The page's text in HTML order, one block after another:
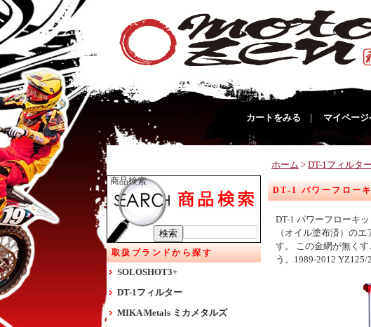
カートをみる マイペー
商品検索
取扱ブランドから探す
SOLOSHOT3+
DT-1フィルター
MIKA Metals ミカメタルズ
ホーム > DT-1フィルター
DT-1 パワーフロー
DT-1 パワーフローキ
（オイル塗布済）の
す。 この金網が無く
う。1989-2012 YZ125/